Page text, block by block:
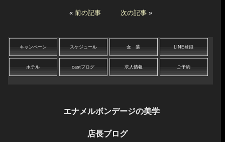
« 前の記事 次の記事»
キャンペーン スケジュール 女 装 LINE登録
ホテル castブログ 求人情報 ご予約
エナメルボンデージの美学
店長ブログ